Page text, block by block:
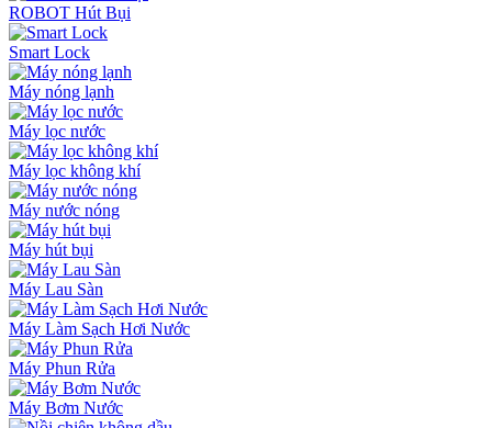
ROBOT Hút Bụi
Smart Lock
Máy nóng lạnh
Máy lọc nước
Máy lọc không khí
Máy nước nóng
Máy hút bụi
Máy Lau Sàn
Máy Làm Sạch Hơi Nước
Máy Phun Rửa
Máy Bơm Nước